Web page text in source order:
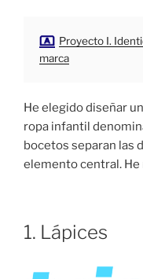
Proyecto I.
marca
He elegido diseñar
ropa infantil
bocetos separan las
elemento central. He
1. Lápices